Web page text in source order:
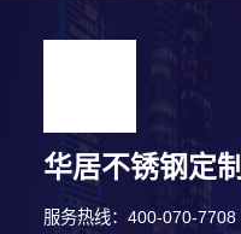
华居不锈钢定制
服务热线：400-070-7708